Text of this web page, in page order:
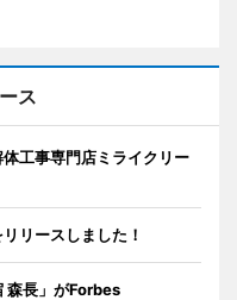
ス
工事専門店ミライクリー
リースしました！
森長」がForbes